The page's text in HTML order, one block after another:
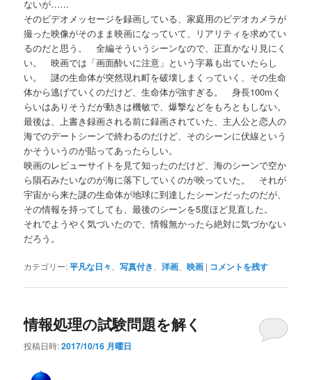
ないが……
そのビデオメッセージを録画している、家庭用のビデオカメラが
撮った映像がそのまま映画になっていて、リアリティを求めてい
るのだと思う。 全編そういうシーンなので、正直かなり見にく
い。 映画では「画面酔いに注意」という字幕も出ていたらし
い。 謎の生命体が突然現れ町を破壊しまくっていく、その生命
体から逃げていくのだけど、生命体が強すぎる。 身長100mく
らいはありそうだが動きは機敏で、爆撃などをもろともしない。
最後は、上書き録画される前に録画されていた、主人公と恋人の
海でのデートシーンで終わるのだけど、そのシーンに伏線という
かそういうのが貼ってあったらしい。
映画のレビューサイトを見て知ったのだけど、海のシーンで空か
ら隕石みたいなのが海に落下していくのが映っていた。 それが
宇宙から来た謎の生命体が地球に到達したシーンだったのだが、
その情報を持ってしても、最後のシーンを5度ほど見直した。
それでようやく気づいたので、情報無かったら絶対に気づかない
だろう。
カテゴリー:平凡な日々 、写真付き 、洋画 、映画 | コメントを残す
情報処理の試験問題を解く
投稿日時:2017/10/16 月曜日